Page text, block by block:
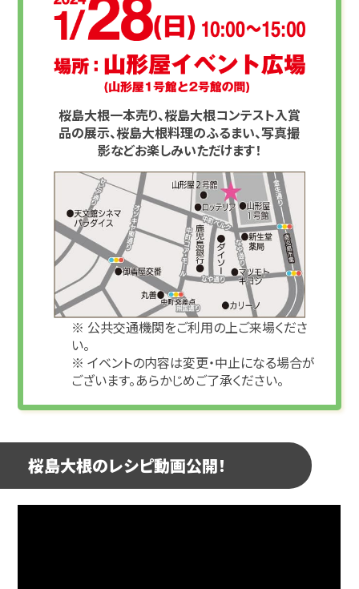
桜島大根一本売り、桜島大根コンテスト入賞
品の展示、桜島大根料理のふるまい、写真撮
影などお楽しみいただけます！
※ 公共交通機関をご利用の上ご来場くださ
い。
※ イベントの内容は変更・中止になる場合が
ございます。あらかじめご了承ください。
桜島大根のレシピ動画公開！